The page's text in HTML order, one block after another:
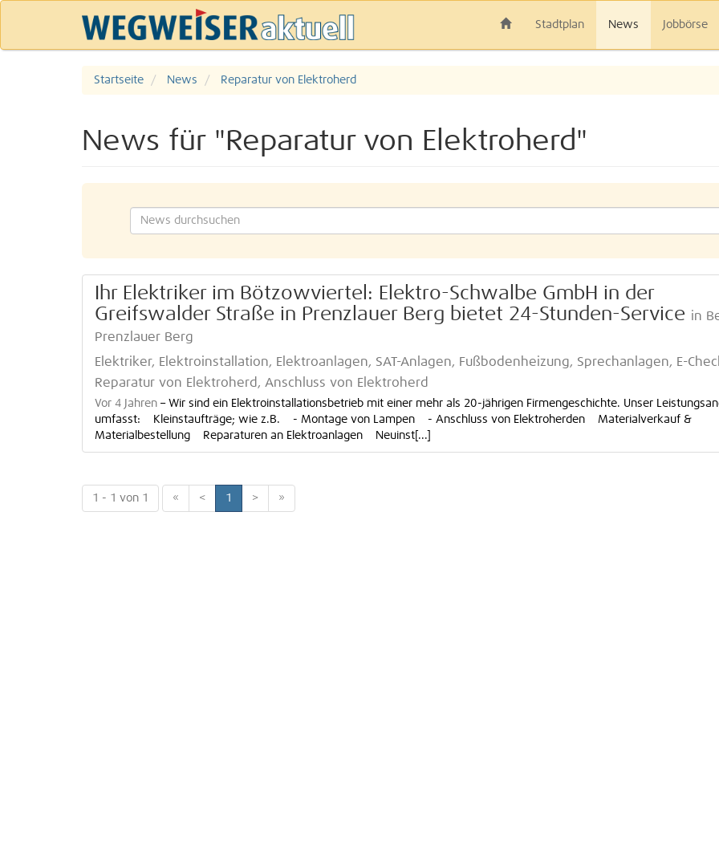
Stadtplan News Jobbörse
Startseite News Reparatur von Elektroherd
News für "Reparatur von Elektroherd"
Ihr Elektriker im Bötzowviertel: Elektro-Schwalbe GmbH in der
Greifswalder Straße in Prenzlauer Berg bietet 24-Stunden-Service in
Prenzlauer Berg
Elektriker, Elektroinstallation, Elektroanlagen, SAT-Anlagen, Fußbodenheizung, Sprechanlagen, E-
Reparatur von Elektroherd, Anschluss von Elektroherd
Vor 4 Jahren – Wir sind ein Elektroinstallationsbetrieb mit einer mehr als 20-jährigen Firmengeschichte. Unser
umfasst: Kleinstaufträge; wie z.B. - Montage von Lampen - Anschluss von Elektroherden Materialverkauf &
Materialbestellung Reparaturen an Elektroanlagen Neuinst[...]
1 - 1 von 1 « < 1 > »